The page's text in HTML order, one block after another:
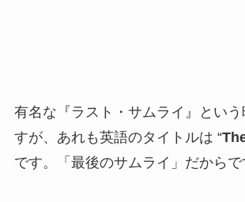
有名な『ラスト・サムライ』という
すが、あれも英語のタイトルは “
です。「最後のサムライ」だからで